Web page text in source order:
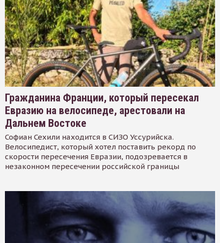
Гражданина Франции, который пересекал
Евразию на велосипеде, арестовали на
Дальнем Востоке
Софиан Сехили находится в СИЗО Уссурийска.
Велосипедист, который хотел поставить рекорд по
скорости пересечения Евразии, подозревается в
незаконном пересечении российской границы